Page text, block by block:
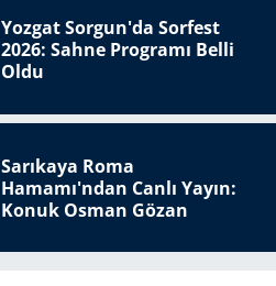
Yozgat Sorgun'da Sorfest
2026: Sahne Programı Belli
Oldu
Sarıkaya Roma
Hamamı'ndan Canlı Yayın:
Konuk Osman Gözan